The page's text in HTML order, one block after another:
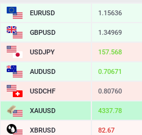
EURUSD 1.15636
GBPUSD 1.34969
USDJPY 157.567
AUDUSD 0.70671
USDCHF 0.80760
XAUUSD 4337.78
XBRUSD 82.67